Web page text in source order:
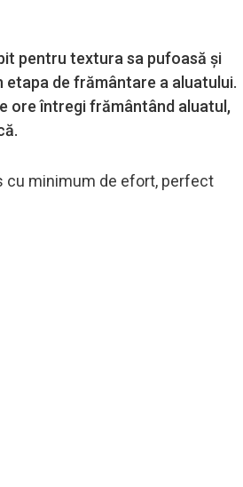
pentru textura sa pufoasă și
de frământare a aluatului.
ore întregi frământând aluatul,
cu minimum de efort, perfect